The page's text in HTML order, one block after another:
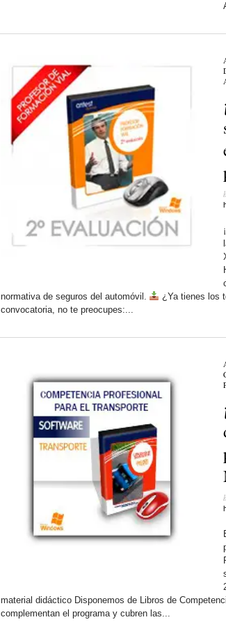
normativa de seguros del automóvil.
¿Ya tienes los
convocatoria, no te preocupes:...
material didáctico Disponemos de Libros de
complementan el programa y cubren las...